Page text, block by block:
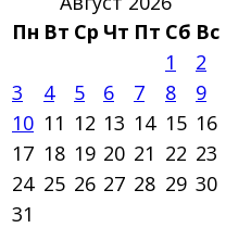
Пн Вт Ср Чт Пт Сб Вс
1
2
3
4 5 6 7 8
9
10 11 12 13 14 15 16
17 18 19 20 21 22 23
24 25 26 27 28 29 30
31